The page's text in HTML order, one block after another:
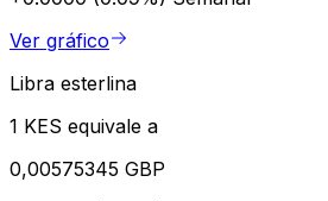
Ver gráfico
Libra esterlina
1 KES equivale a
0,00575345 GBP